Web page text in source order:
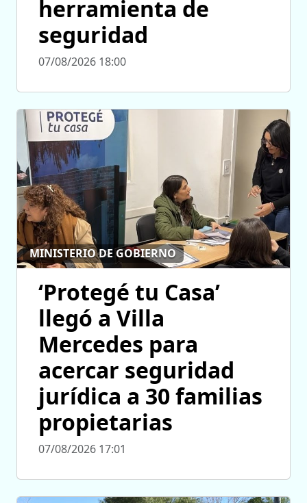
herramienta de
seguridad
07/08/2026 18:00
MINISTERIO DE GOBIERNO
‘Protegé tu Casa’
llegó a Villa
Mercedes para
acercar seguridad
jurídica a 30 familias
propietarias
07/08/2026 17:01